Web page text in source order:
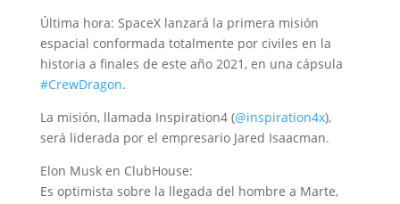
Última hora: SpaceX lanzará la primera misión
espacial conformada totalmente por civiles en la
historia a finales de este año 2021, en una cápsula
#CrewDragon.
La misión, llamada Inspiration4 (@inspiration4x),
será liderada por el empresario Jared Isaacman.
Elon Musk en ClubHouse:
Es optimista sobre la llegada del hombre a Marte,